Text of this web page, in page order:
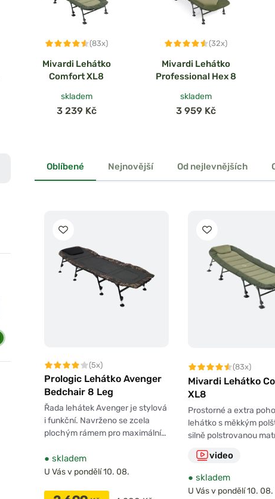
(83x)
Mivardi Lehátko
Comfort XL8
skladem
3 239 Kč
(32x)
Mivardi Lehátko
Professional Hex 8
skladem
3 959 Kč
Oblíbené Nejnovější Od nejlevnějších
(5x)
Prologic Lehátko Avenger
Bedchair 8 Leg
Řada lehátek Avenger je stylová
i funkční. Navrženo se zcela
plochým rámem pro maximální…
● skladem
U Vás v pondělí 10. 08.
(83x)
Mivardi Lehátko
XL8
Prostorné a extra
lehátko s měkkým
silně polstrovanou
video
● skladem
U Vás v pondělí 10. 08.